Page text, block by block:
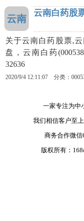
云南
云南白药股
关于云南白药股票,
盘，云南白药
32636
2020/9/4 12:11:07 分类：
一家专注为中
我们相信客户至
商务合作微信
版权所有：